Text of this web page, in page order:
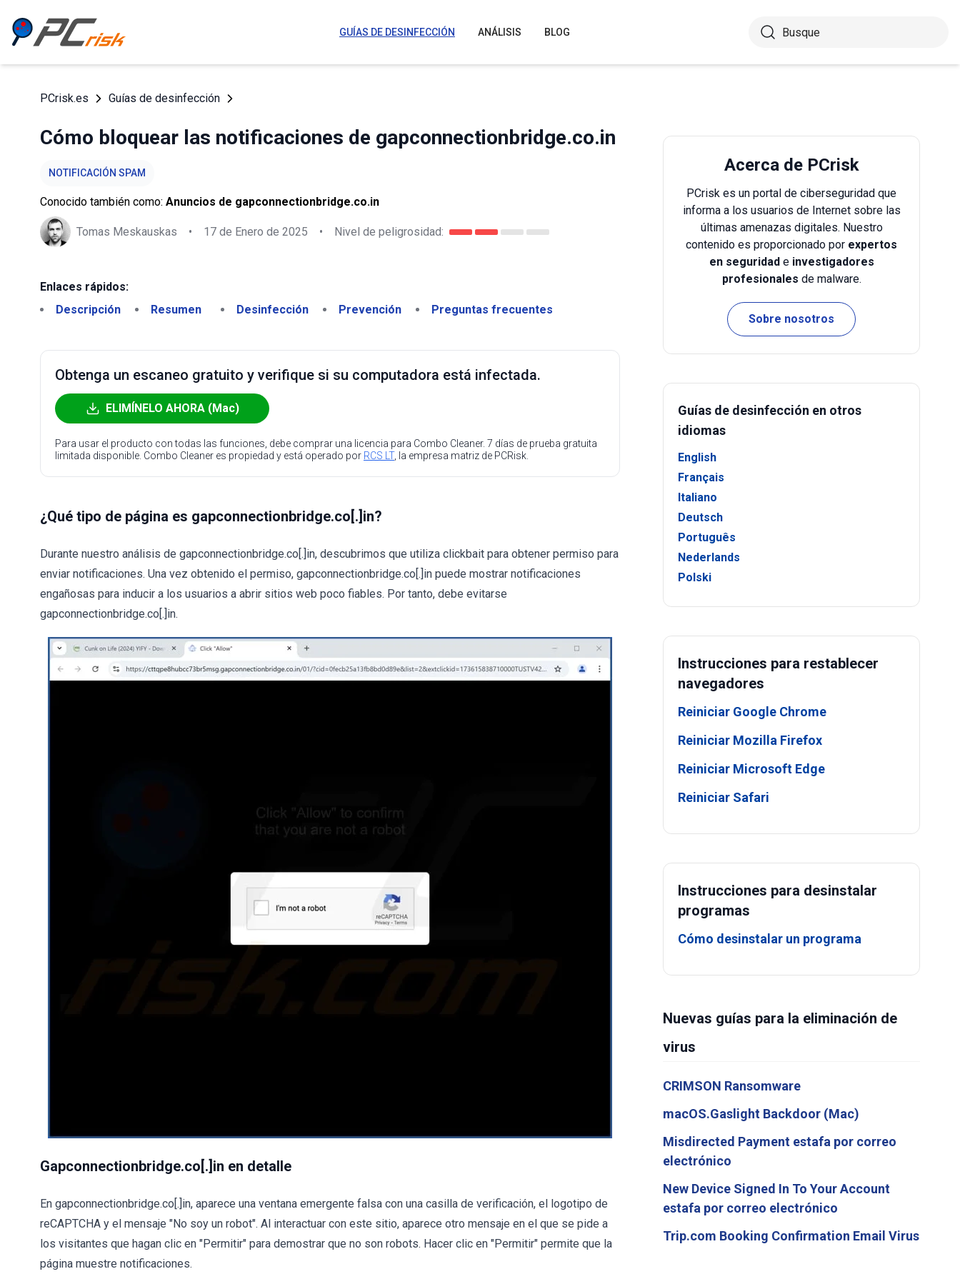
GUÍAS DE DESINFECCIÓN ANÁLISIS BLOG
PCrisk.es Guías de desinfección
Cómo bloquear las notificaciones de gapconnectionbridge.co.in
NOTIFICACIÓN SPAM
Conocido también como: Anuncios de gapconnectionbridge.co.in
Tomas Meskauskas • 17 de Enero de 2025 • Nivel de peligrosidad:
Enlaces rápidos:
Descripción
Resumen Desinfección Prevención Preguntas frecuentes
Obtenga un escaneo gratuito y verifique si su computadora está infectada.
ELIMÍNELO AHORA (Mac)
Para usar el producto con todas las funciones, debe comprar una licencia para Combo Cleaner. 7 días de prueba gratuita
limitada disponible. Combo Cleaner es propiedad y está operado por RCS LT, la empresa matriz de PCRisk.
¿Qué tipo de página es gapconnectionbridge.co[.]in?
Durante nuestro análisis de gapconnectionbridge.co[.]in, descubrimos que utiliza clickbait para obtener permiso para
enviar notificaciones. Una vez obtenido el permiso, gapconnectionbridge.co[.]in puede mostrar notificaciones
engañosas para inducir a los usuarios a abrir sitios web poco fiables. Por tanto, debe evitarse
gapconnectionbridge.co[.]in.
Gapconnectionbridge.co[.]in en detalle
En gapconnectionbridge.co[.]in, aparece una ventana emergente falsa con una casilla de verificación, el logotipo de
reCAPTCHA y el mensaje "No soy un robot". Al interactuar con este sitio, aparece otro mensaje en el que se pide a
los visitantes que hagan clic en "Permitir" para demostrar que no son robots. Hacer clic en "Permitir" permite que la
página muestre notificaciones.
Acerca de PCrisk
PCrisk es un portal de ciberseguridad que
informa a los usuarios de Internet sobre las
últimas amenazas digitales. Nuestro
contenido es proporcionado por expertos
en seguridade investigadores
profesionales de malware.
Sobre nosotros
Guías de desinfección en otros
idiomas
English
Français
Italiano
Deutsch
Português
Nederlands
Polski
Instrucciones para restablecer
navegadores
Reiniciar Google Chrome
Reiniciar Mozilla Firefox
Reiniciar Microsoft Edge
Reiniciar Safari
Instrucciones para desinstalar
programas
Cómo desinstalar un programa
Nuevas guías para la eliminación de
virus
CRIMSON Ransomware
macOS.Gaslight Backdoor (Mac)
Misdirected Payment estafa por correo
electrónico
New Device Signed In To Your Account
estafa por correo electrónico
Trip.com Booking Confirmation Email Virus